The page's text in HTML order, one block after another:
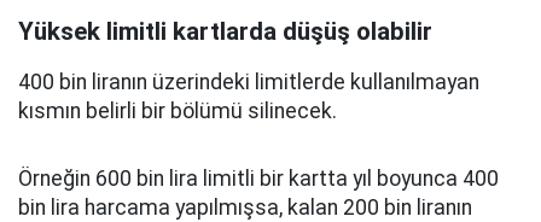
Yüksek limitli kartlarda düşüş olabilir
400 bin liranın üzerindeki limitlerde kullanılmayan
kısmın belirli bir bölümü silinecek.
Örneğin 600 bin lira limitli bir kartta yıl boyunca 400
bin lira harcama yapılmışsa, kalan 200 bin liranın